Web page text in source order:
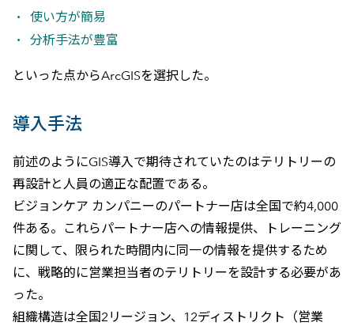
使い方が簡易
分析手法が豊富
といった点からArcGISを選択した。
導入手法
前述のようにGIS導入で期待されていたのはテリトリーの
再設計と人員の適正な配置である。
ビジョンケア カンパニーのパートナー店は全国で約4,000
件ある。これらパートナー店への情報提供、トレーニング
に関して、限られた時間内に同一の情報を提供するため
に、戦略的に営業担当者のテリトリーを設計する必要があ
った。
組織構造は全国2リージョン、12ディストリクト（営業